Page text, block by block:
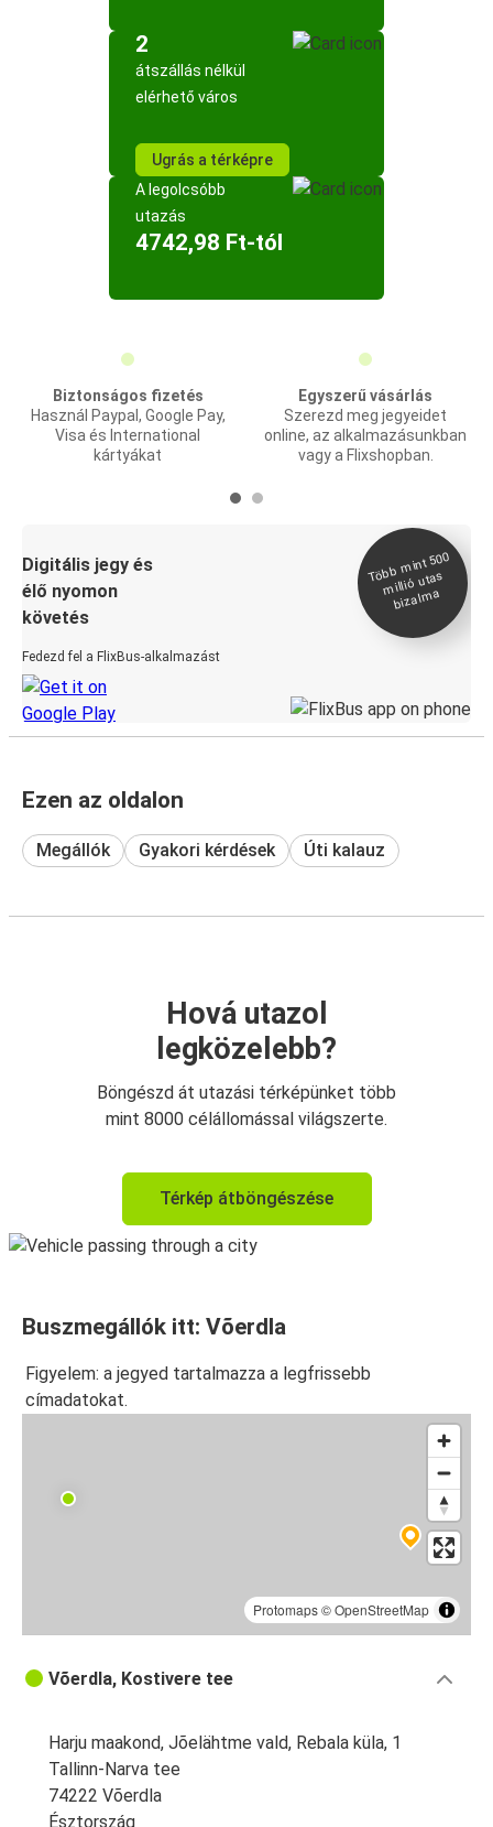
2
átszállás nélkül
elérhető város
Ugrás a térképre
A legolcsóbb
utazás
4742,98 Ft-tól
Biztonságos fizetés
Használ Paypal, Google Pay,
Visa és International
kártyákat
Egyszerű vásárlás
Szerezd meg jegyeidet
online, az alkalmazásunkban
vagy a Flixshopban.
Digitális jegy és
élő nyomon
követés
Fedezd fel a FlixBus-alkalmazást
Több
mint 500
millió utas
bizal
ma
Ezen az oldalon
Megállók Gyakori kérdések Úti kalauz
Hová utazol
legközelebb?
Böngészd át utazási térképünket több
mint 8000 célállomással világszerte.
Térkép átböngészése
Buszmegállók itt: Võerdla
Figyelem: a jegyed tartalmazza a legfrissebb
címadatokat.
Protomaps©OpenStreetMap
Võerdla, Kostivere tee
Harju maakond, Jõelähtme vald, Rebala küla, 1
Tallinn-Narva tee
74222 Võerdla
Észtország